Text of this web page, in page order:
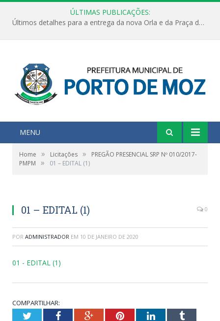
ÚLTIMAS PUBLICAÇÕES:
Últimos detalhes para a entrega da nova Orla e da Praça do Praião
MENU
Home » Licitações »
PREGÃO PRESENCIAL SRP Nº 010/2017-
PMPM
» 01 – EDITAL (1)
01 – EDITAL (1) 0
POR ADMINISTRADOR EM 10 DE JANEIRO DE 2020
01 - EDITAL (1)
COMPARTILHAR:
TwitterFacebookGoogle+PinterestLinkedInTumblr